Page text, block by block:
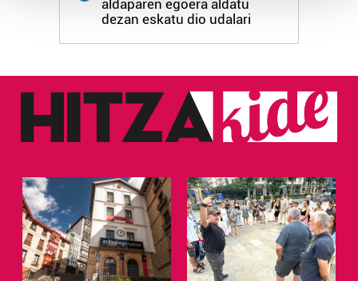
Guk eta gure bazkideek zure datu pertsonalak
prozesatzen ditugu, zure IP zenbakia, besteak beste,
neurtzeko, jendeari buruzko informazioa biltzeko eta
produktuak garatzeko. Zure datuak nork eta zertarako
erabiltzen dituen hauta dezakezu.
Bazkide batzuek ez dizute baimenik eskatzen, eta beren
interes komertzial legitimoetan babesten dira. Ikusi gure
bazkideen zerrenda, beren ustez zein helburutarako
duten interes legitimoa eta horren aurka nola egin
dezakezun ikusteko.
aldaparen egoera aldatu
dezan eskatu dio udalari